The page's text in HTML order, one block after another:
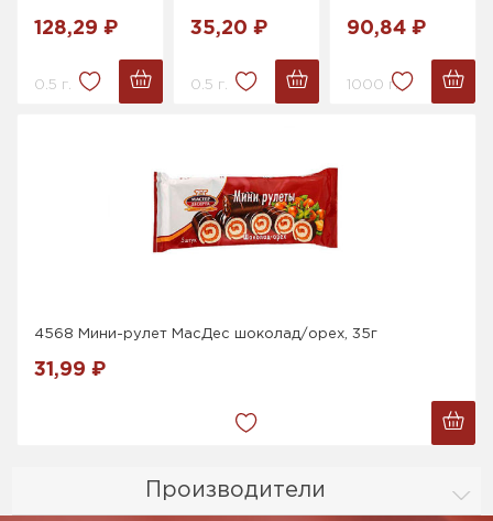
Производители
128,29 ₽
0.5 г.
35,20 ₽
0.5 г.
90,84 ₽
1000 г.
4568 Мини-рулет МасДес шоколад/орех, 35г
31,99 ₽